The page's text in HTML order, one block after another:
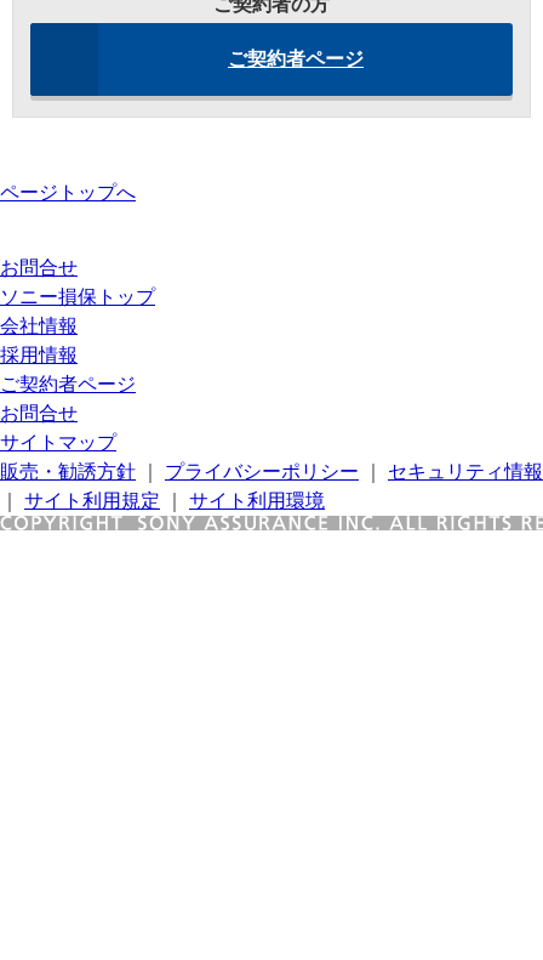
ご契約者ページ
ページトップへ
お問合せ
ソニー損保トップ
会社情報
採用情報
ご契約者ページ
お問合せ
サイトマップ
販売・勧誘方針
プライバシーポリシー
セキュリティ情報
サイト利用規定 サイト利用環境